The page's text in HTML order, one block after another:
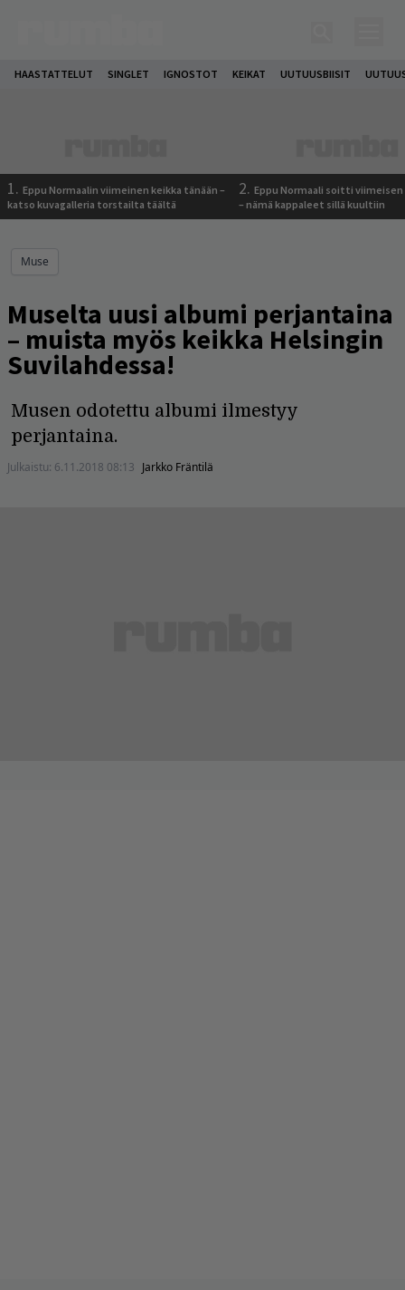
HAASTATTELUT SINGLET IGNOSTOT KEIKAT UUTUUSBIISIT
1. Eppu Normaalin viimeinen keikka tänään –
katso kuvagalleria torstailta täältä
2. Eppu Normaali soitti viimeisen
– nämä kappaleet sillä kuultiin
Muse
Muselta uusi albumi perjantaina
– muista myös keikka Helsingin
Suvilahdessa!
Musen odotettu albumi ilmestyy
perjantaina.
Julkaistu: 6.11.2018 08:13 Jarkko Fräntilä